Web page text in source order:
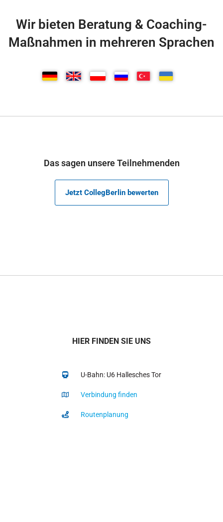
Wir bieten Beratung & Coaching-
Maßnahmen in mehreren Sprachen
Das sagen unsere Teilnehmenden
Jetzt CollegBerlin bewerten
HIER FINDEN SIE UNS
U-Bahn: U6 Hallesches Tor
Verbindung finden
Routenplanung